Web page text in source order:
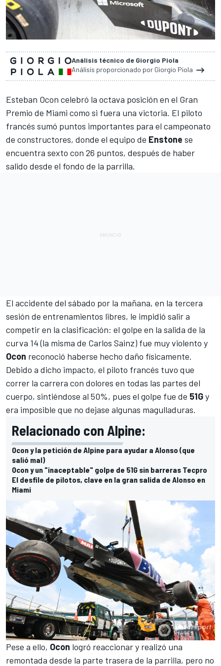
Análisis técnico de Giorgio Piola
Análisis proporcionado por Giorgio Piola
Esteban Ocon celebró la octava posición en el Gran
Premio de Miami como si fuera una victoria. El piloto
francés sumó puntos importantes para el campeonato
de constructores, donde el equipo de Enstone se
encuentra sexto con 26 puntos, después de haber
salido desde el fondo de la parrilla.
El accidente del sábado por la mañana, en la tercera
sesión de entrenamientos libres, le impidió salir a
competir en la clasificación: el golpe en la salida de la
curva 14 (la misma de Carlos Sainz) fue muy violento y
Ocon reconoció haberse hecho daño físicamente.
Debido a dicho impacto, el piloto francés tuvo que
correr la carrera con dolores en todas las partes del
cuerpo, sintiéndose al 50%, pues el golpe fue de 51Gy
era imposible que no dejase algunas magulladuras.
Relacionado con Alpine:
Ocon y la petición de Alpine para ayudar a Alonso (que
salió mal)
Ocon y un "inaceptable" golpe de 51G sin barreras Tecpro
El desfile de pilotos, clave en la gran salida de Alonso en
Miami
Pese a ello, Ocon logró reaccionar y realizó una
remontada desde la parte trasera de la parrilla, pero no